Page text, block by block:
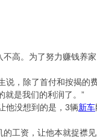
。为了努力赚钱养
除了首付和按揭的
就是我们的利润了。”
他没想到的是，3辆新车
的工资，让他本就捉襟